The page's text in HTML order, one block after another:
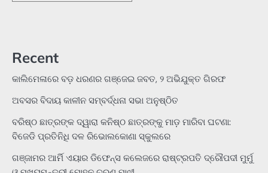
Recent
କାଲିମେଳାରେ ବଡ଼ ଧରଣର ଗଞ୍ଜେଇ ଜବତ, ୨ ଅଭିଯୁକ୍ତ ଗିରଫ
ଅବସର ବିଦାୟ କାଳୀନ ସମ୍ବର୍ଦ୍ଧନା ସଭା ଅନୁଷ୍ଠିତ
ବରିଷ୍ଠ ଛାତ୍ରଙ୍କ ଦ୍ୱାରା କନିଷ୍ଠ ଛାତ୍ରଙ୍କୁ ମାଡ଼ ମାରିବା ଘଟଣା:
ବିଜେଡି ପ୍ରତିନିଧି ଦଳ ରିଭୋଲକୋଣା ସ୍କୁଲରେ
ଗଞ୍ଜାମର ଆର୍ମି ଏୟାର ଡିଫେନ୍ସ କଲେଜରେ ରାଷ୍ଟ୍ରପତି ଦ୍ରୌପଦୀ ମୁର୍ମୁ